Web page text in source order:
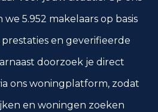
5.952 makelaars op basis
en geverifieerde
doorzoek je direct
ons woningplatform, zodat
en woningen zoeken